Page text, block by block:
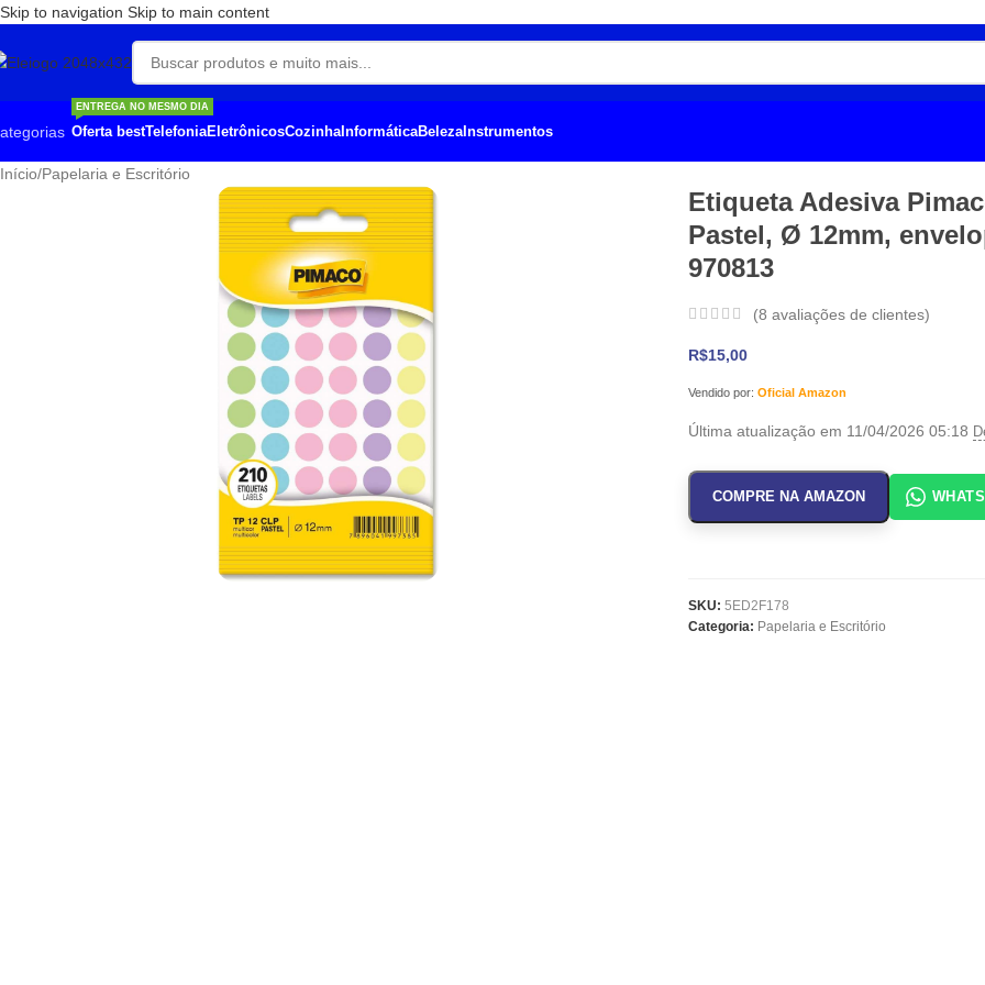
Skip to navigation Skip to main content
Oferta best
ENTREGA NO MESMO DIA
TelefoniaEletrônicosCozinhaInformáticaBelezaInstrumentos
Início/Papelaria e Escritório
Etiqueta Adesiva
Pastel, Ø 12mm,
970813
(8 avaliações de clientes)
R$15,00
Vendido por: Oficial Amazon
Última atualização em 11/04/2026 05:18
COMPRE NA AMAZON
SKU: 5ED2F178
Categoria: Papelaria e Escritório